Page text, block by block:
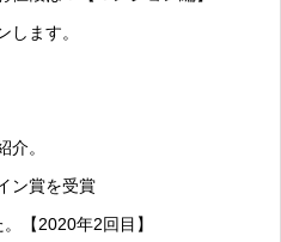
します。
介。
ン賞を受賞
【2020年2回目】